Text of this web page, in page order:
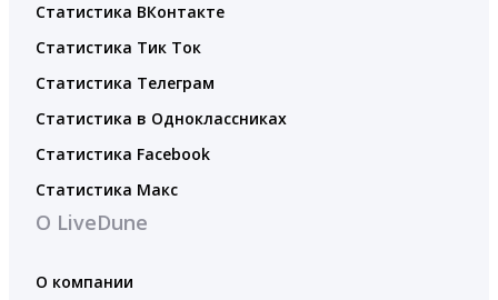
Статистика ВКонтакте
Статистика Тик Ток
Статистика Телеграм
Статистика в Одноклассниках
Статистика Facebook
Статистика Макс
О LiveDune
О компании